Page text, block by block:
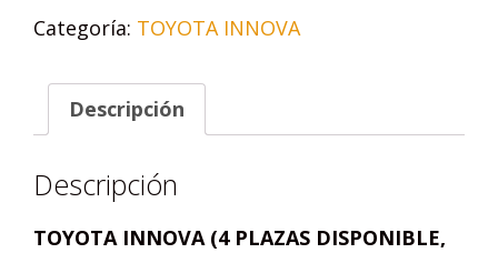
Categoría: TOYOTA INNOVA
Descripción
Descripción
TOYOTA INNOVA (4 PLAZAS DISPONIBLE,